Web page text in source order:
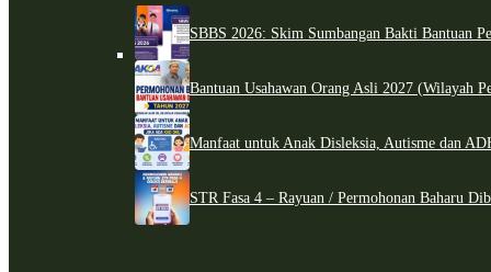
SBBS 2026: Skim Sumbangan Bakti Bantuan
Bantuan Usahawan Orang Asli 2027 (Wilayah
Manfaat untuk Anak Disleksia, Autisme dan
STR Fasa 4 – Rayuan / Permohonan Baharu